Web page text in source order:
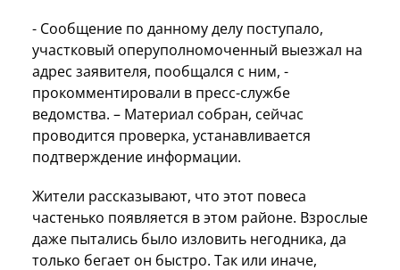
- Сообщение по данному делу поступало,
участковый оперуполномоченный выезжал на
адрес заявителя, пообщался с ним, -
прокомментировали в пресс-службе
ведомства. – Материал собран, сейчас
проводится проверка, устанавливается
подтверждение информации.
Жители рассказывают, что этот повеса
частенько появляется в этом районе. Взрослые
даже пытались было изловить негодника, да
только бегает он быстро. Так или иначе,